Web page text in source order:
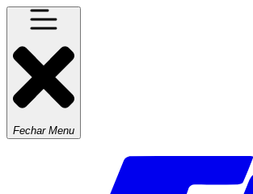
Fechar Menu